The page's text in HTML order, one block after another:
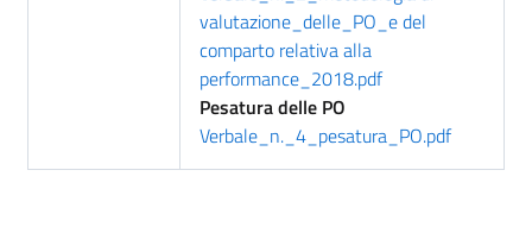
valutazione_delle_PO_e del
comparto relativa alla
performance_2018.pdf
Pesatura delle PO
Verbale_n._4_pesatura_PO.pdf